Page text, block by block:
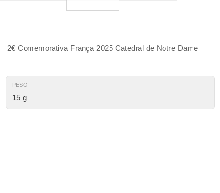
2€ Comemorativa França 2025 Catedral de Notre Dame
PESO
15 g